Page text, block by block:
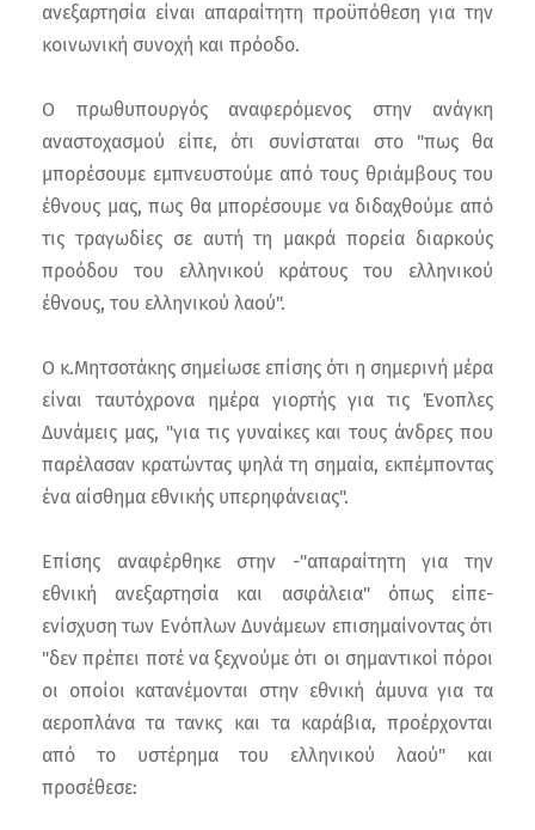
ανεξαρτησία είναι απαραίτητη προϋπόθεση για την
κοινωνική συνοχή και πρόοδο.
Ο πρωθυπουργός αναφερόμενος στην ανάγκη
αναστοχασμού είπε, ότι συνίσταται στο "πως θα
μπορέσουμε εμπνευστούμε από τους θριάμβους του
έθνους μας, πως θα μπορέσουμε να διδαχθούμε από
τις τραγωδίες σε αυτή τη μακρά πορεία διαρκούς
προόδου του ελληνικού κράτους του ελληνικού
έθνους, του ελληνικού λαού".
Ο κ.Μητσοτάκης σημείωσε επίσης ότι η σημερινή μέρα
είναι ταυτόχρονα ημέρα γιορτής για τις Ένοπλες
Δυνάμεις μας, "για τις γυναίκες και τους άνδρες που
παρέλασαν κρατώντας ψηλά τη σημαία, εκπέμποντας
ένα αίσθημα εθνικής υπερηφάνειας".
Επίσης αναφέρθηκε στην -"απαραίτητη για την
εθνική ανεξαρτησία και ασφάλεια" όπως είπε-
ενίσχυση των Ενόπλων Δυνάμεων επισημαίνοντας ότι
"δεν πρέπει ποτέ να ξεχνούμε ότι οι σημαντικοί πόροι
οι οποίοι κατανέμονται στην εθνική άμυνα για τα
αεροπλάνα τα τανκς και τα καράβια, προέρχονται
από το υστέρημα του ελληνικού λαού" και
προσέθεσε: